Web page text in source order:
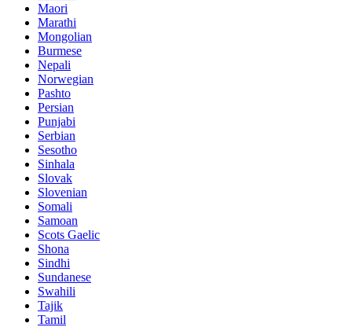
Maori
Marathi
Mongolian
Burmese
Nepali
Norwegian
Pashto
Persian
Punjabi
Serbian
Sesotho
Sinhala
Slovak
Slovenian
Somali
Samoan
Scots Gaelic
Shona
Sindhi
Sundanese
Swahili
Tajik
Tamil